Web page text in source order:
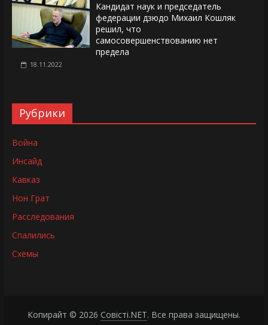
Кандидат наук и председатель
федерации дзюдо Михаил Кошляк
решил, что
самосовершенствованию нет
предела
18.11.2022
Рубрики
Война
Инсайд
Кавказ
Нон Грат
Расследования
Спалились
Схемы
Копирайт © 2026 Совісті.NET. Все права защищены.